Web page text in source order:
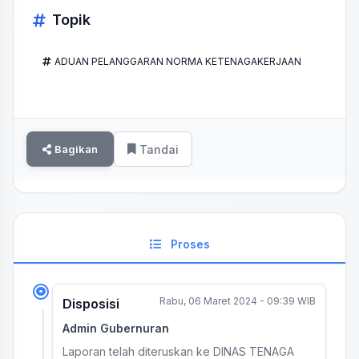
Topik
ADUAN PELANGGARAN NORMA KETENAGAKERJAAN
Bagikan Tandai
Proses
Disposisi Rabu, 06 Maret 2024 - 09:39 WIB
Admin Gubernuran
Laporan telah diteruskan ke DINAS TENAGA